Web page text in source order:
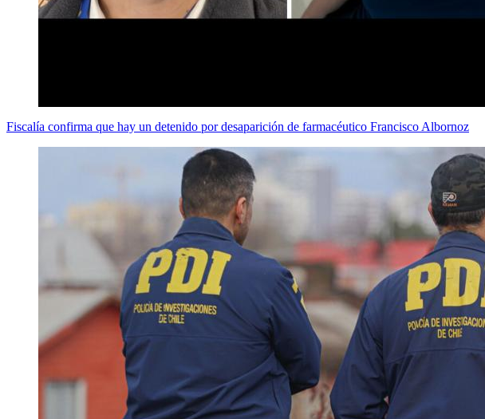
Fiscalía confirma que hay un detenido por desaparición de farmacéutico Francisco Albornoz